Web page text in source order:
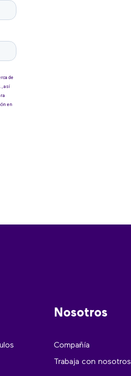
Nosotros
Compañía
Trabaja con nosotros